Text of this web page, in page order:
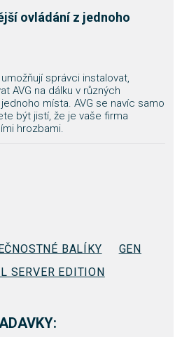
ovládání z jednoho
správci instalovat,
AVG na dálku v různých
místa. AVG se navíc samo
být jistí, že je vaše firma
hrozbami.
BALÍKY
GEN
SERVER EDITION